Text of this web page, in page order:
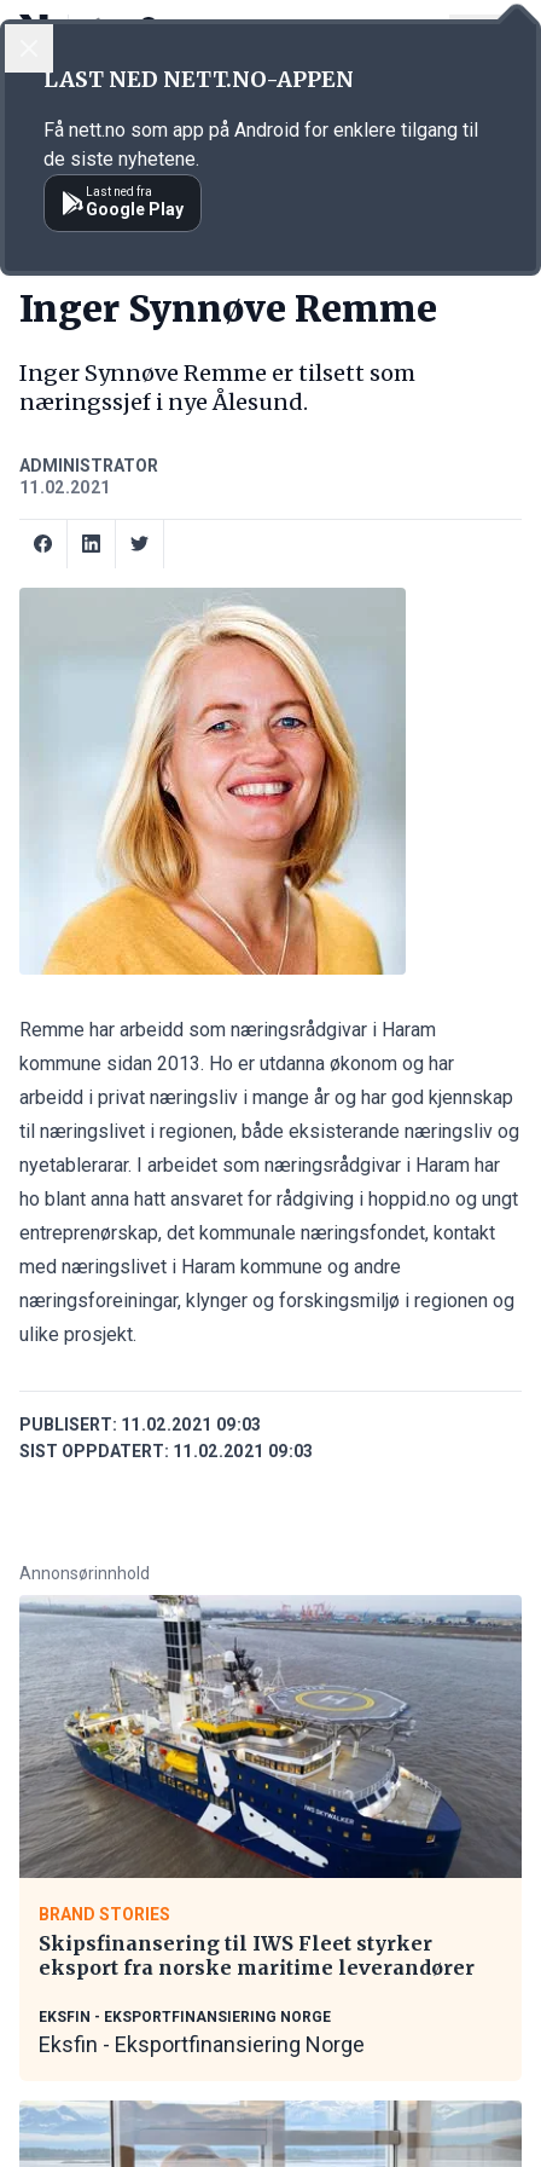
Annonsørinnhold
Inger Synnøve Remme
Inger Synnøve Remme er tilsett som
næringssjef i nye Ålesund.
ADMINISTRATOR
11.02.2021
Remme har arbeidd som næringsrådgivar i Haram
kommune sidan 2013. Ho er utdanna økonom og har
arbeidd i privat næringsliv i mange år og har god kjennskap
til næringslivet i regionen, både eksisterande næringsliv og
nyetablerarar. I arbeidet som næringsrådgivar i Haram har
ho blant anna hatt ansvaret for rådgiving i hoppid.no og ungt
entreprenørskap, det kommunale næringsfondet, kontakt
med næringslivet i Haram kommune og andre
næringsforeiningar, klynger og forskingsmiljø i regionen og
ulike prosjekt.
PUBLISERT: 11.02.2021 09:03
SIST OPPDATERT: 11.02.2021 09:03
Annonsørinnhold
BRAND STORIES
Skipsfinansering til IWS Fleet styrker
eksport fra norske maritime leverandører
EKSFIN - EKSPORTFINANSIERING NORGE
Eksfin - Eksportfinansiering Norge
LAST NED NETT.NO-APPEN
Få nett.no som app på Android for enklere tilgang til
de siste nyhetene.
Last ned fra
Google Play